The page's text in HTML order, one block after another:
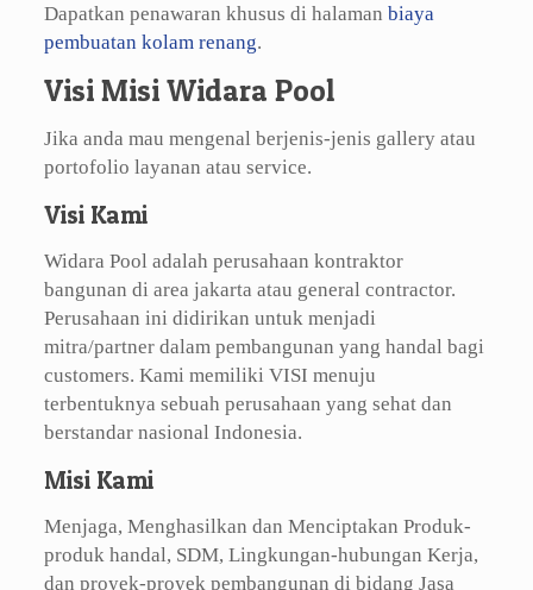
Dapatkan penawaran khusus di halaman biaya
pembuatan kolam renang.
Visi Misi Widara Pool
Jika anda mau mengenal berjenis-jenis gallery atau
portofolio layanan atau service.
Visi Kami
Widara Pool adalah perusahaan kontraktor
bangunan di area jakarta atau general contractor.
Perusahaan ini didirikan untuk menjadi
mitra/partner dalam pembangunan yang handal bagi
customers. Kami memiliki VISI menuju
terbentuknya sebuah perusahaan yang sehat dan
berstandar nasional Indonesia.
Misi Kami
Menjaga, Menghasilkan dan Menciptakan Produk-
produk handal, SDM, Lingkungan-hubungan Kerja,
dan proyek-proyek pembangunan di bidang Jasa